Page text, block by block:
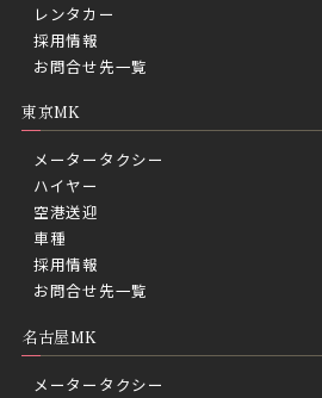
レンタカー
採用情報
お問合せ先一覧
東京MK
メータータクシー
ハイヤー
空港送迎
車種
採用情報
お問合せ先一覧
名古屋MK
メータータクシー